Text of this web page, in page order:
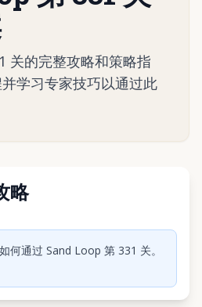
关的完整攻略和策略指
学习专家技巧以通过此
略
击播放视频
何通过 Sand Loop 第 331 关。